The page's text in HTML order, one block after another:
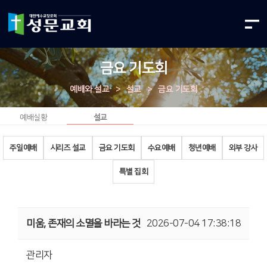
금요 기도회
예배와 설교 > 설교 > 금요 기도회
예배실황 설교
주일예배 시리즈 설교 금요 기도회 수요예배 청년예배 외부 강사
특별 집회
미움, 존재의 소멸을 바라는 것 2026-07-04 17:38:18
관리자